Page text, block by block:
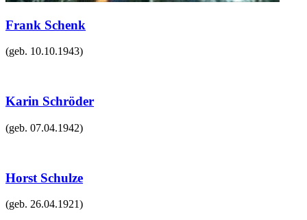
Frank Schenk
(geb. 10.10.1943)
Karin Schröder
(geb. 07.04.1942)
Horst Schulze
(geb. 26.04.1921)